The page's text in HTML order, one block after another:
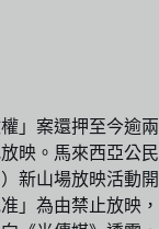
」案還押至今逾兩
映。馬來西亞公民
新山場放映活動開
」為由禁止放映，